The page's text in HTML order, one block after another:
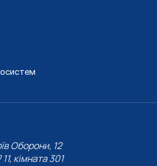
Оборони, 12
кімната 301